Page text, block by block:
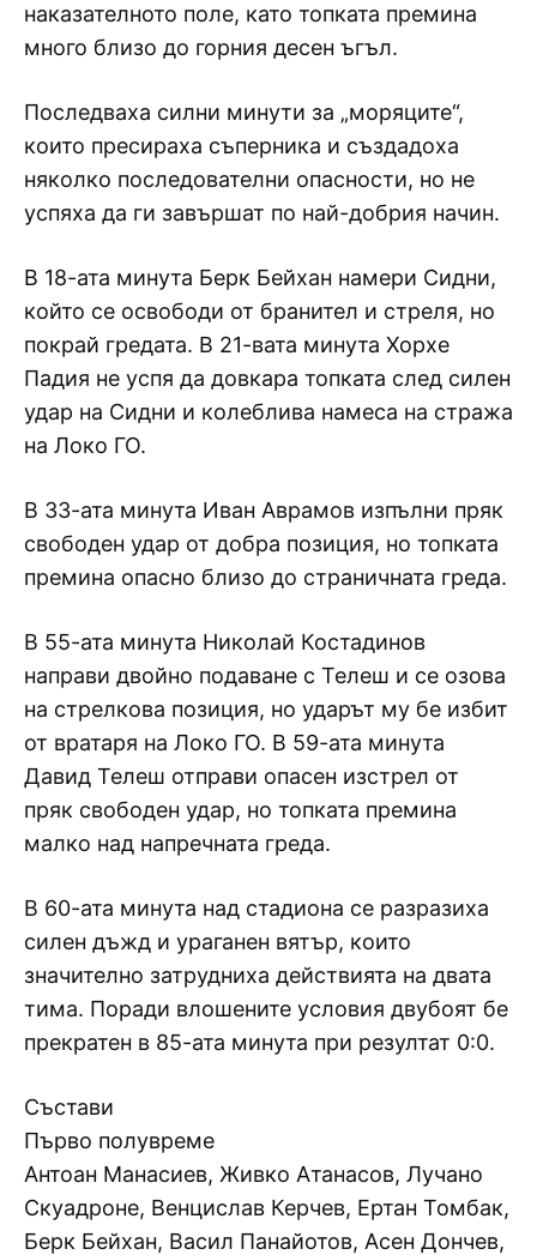
наказателното поле, като топката премина
много близо до горния десен ъгъл.
Последваха силни минути за „моряците“,
които пресираха съперника и създадоха
няколко последователни опасности, но не
успяха да ги завършат по най-добрия начин.
В 18-ата минута Берк Бейхан намери Сидни,
който се освободи от бранител и стреля, но
покрай гредата. В 21-вата минута Хорхе
Падия не успя да довкара топката след силен
удар на Сидни и колеблива намеса на стража
на Локо ГО.
В 33-ата минута Иван Аврамов изпълни пряк
свободен удар от добра позиция, но топката
премина опасно близо до страничната греда.
В 55-ата минута Николай Костадинов
направи двойно подаване с Телеш и се озова
на стрелкова позиция, но ударът му бе избит
от вратаря на Локо ГО. В 59-ата минута
Давид Телеш отправи опасен изстрел от
пряк свободен удар, но топката премина
малко над напречната греда.
В 60-ата минута над стадиона се разразиха
силен дъжд и ураганен вятър, които
значително затрудниха действията на двата
тима. Поради влошените условия двубоят бе
прекратен в 85-ата минута при резултат 0:0.
Състави
Първо полувреме
Антоан Манасиев, Живко Атанасов, Лучано
Скуадроне, Венцислав Керчев, Ертан Томбак,
Берк Бейхан, Васил Панайотов, Асен Дончев,